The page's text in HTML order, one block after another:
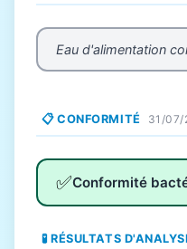
Eau d'alimentation
📋 CONFORMITÉ 31/07/
✅Conformité
🧪 RÉSULTATS